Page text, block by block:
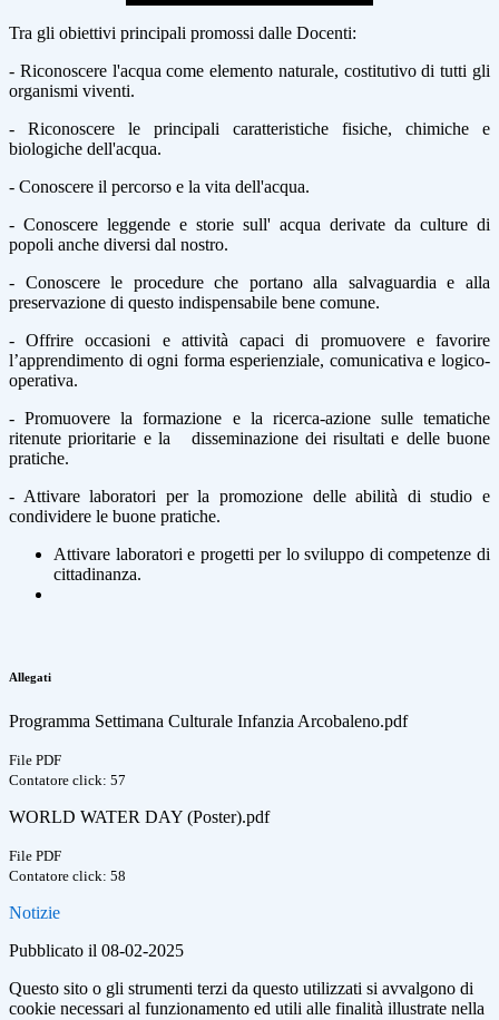
Tra gli obiettivi principali promossi dalle Docenti:
- Riconoscere l'acqua come elemento naturale, costitutivo di tutti gli
organismi viventi.
- Riconoscere le principali caratteristiche fisiche, chimiche e
biologiche dell'acqua.
- Conoscere il percorso e la vita dell'acqua.
- Conoscere leggende e storie sull' acqua derivate da culture di
popoli anche diversi dal nostro.
- Conoscere le procedure che portano alla salvaguardia e alla
preservazione di questo indispensabile bene comune.
- Offrire occasioni e attività capaci di promuovere e favorire
l’apprendimento di ogni forma esperienziale, comunicativa e logico-
operativa.
- Promuovere la formazione e la ricerca-azione sulle tematiche
ritenute prioritarie e la
disseminazione dei risultati e delle buone
pratiche.
- Attivare laboratori per la promozione delle abilità di studio e
condividere le buone pratiche.
Attivare laboratori e progetti per lo sviluppo di competenze di
cittadinanza.
Allegati
Programma Settimana Culturale Infanzia Arcobaleno.pdf
File PDF
Contatore click: 57
WORLD WATER DAY (Poster).pdf
File PDF
Contatore click: 58
Notizie
Pubblicato il 08-02-2025
Questo sito o gli strumenti terzi da questo utilizzati si avvalgono di
cookie necessari al funzionamento ed utili alle finalità illustrate nella